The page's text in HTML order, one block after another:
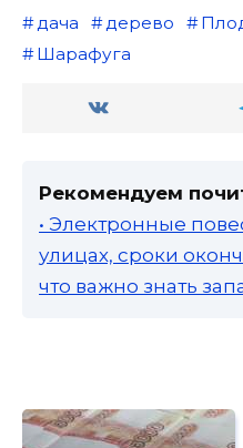
дача дерево
Шарафуга
Рекомендуем
• Электронные
улицах, сроки
что важно знать